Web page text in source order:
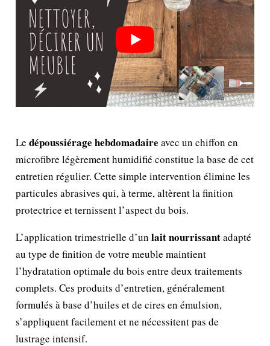
Ledépoussiérage hebdomadaire avec un chiffon en
microfibre légèrement humidifié constitue la base de cet
entretien régulier. Cette simple intervention élimine les
particules abrasives qui, à terme, altèrent la finition
protectrice et ternissent l’aspect du bois.
L’application trimestrielle d’unlait nourrissantadapté
au type de finition de votre meuble maintient
l’hydratation optimale du bois entre deux traitements
complets. Ces produits d’entretien, généralement
formulés à base d’huiles et de cires en émulsion,
s’appliquent facilement et ne nécessitent pas de
lustrage intensif.